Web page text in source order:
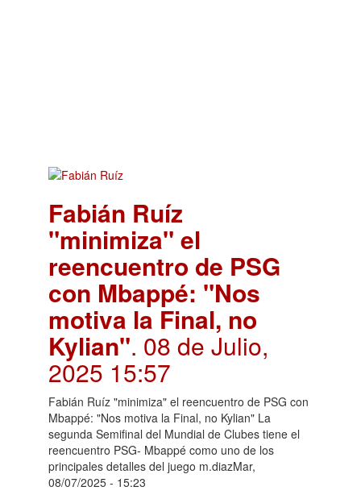
Fabián Ruíz
"minimiza" el
reencuentro de PSG
con Mbappé: "Nos
motiva la Final, no
Kylian". 08 de Julio,
2025 15:57
Fabián Ruíz "minimiza" el reencuentro de PSG con
Mbappé: "Nos motiva la Final, no Kylian" La
segunda Semifinal del Mundial de Clubes tiene el
reencuentro PSG- Mbappé como uno de los
principales detalles del juego m.diazMar,
08/07/2025 - 15:23